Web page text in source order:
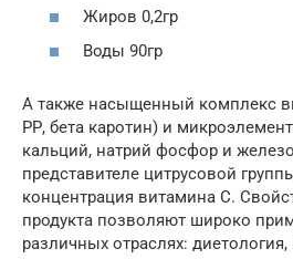
Жиров 0,2гр
Воды 90гр
А также насыщенный комплекс
РР, бета каротин) и
кальций, натрий фосфор и
представителе цитрусовой
концентрация витамина С.
продукта позволяют широко
различных отраслях: